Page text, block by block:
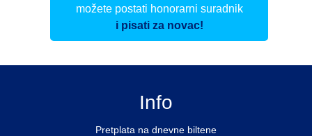
možete postati honorarni suradnik
i pisati za novac!
Info
Pretplata na dnevne biltene